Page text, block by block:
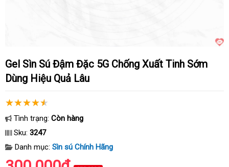
Gel Sìn Sú Đậm Đặc 5G Chống Xuất Tinh Sớm
Dùng Hiệu Quả Lâu
Tình trạng: Còn hàng
Sku: 3247
Danh mục: Sìn sú Chính Hãng